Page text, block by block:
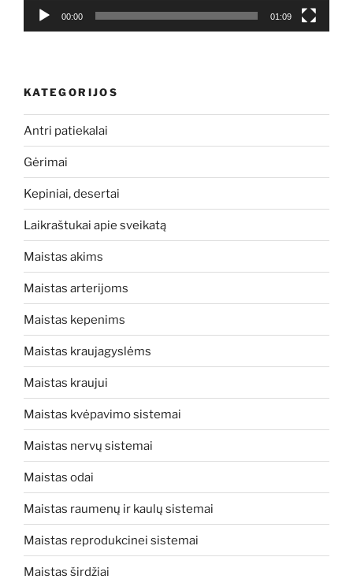
00:00 01:09
KATEGORIJOS
Antri patiekalai
Gėrimai
Kepiniai, desertai
Laikraštukai apie sveikatą
Maistas akims
Maistas arterijoms
Maistas kepenims
Maistas kraujagyslėms
Maistas kraujui
Maistas kvėpavimo sistemai
Maistas nervų sistemai
Maistas odai
Maistas raumenų ir kaulų sistemai
Maistas reprodukcinei sistemai
Maistas širdžiai